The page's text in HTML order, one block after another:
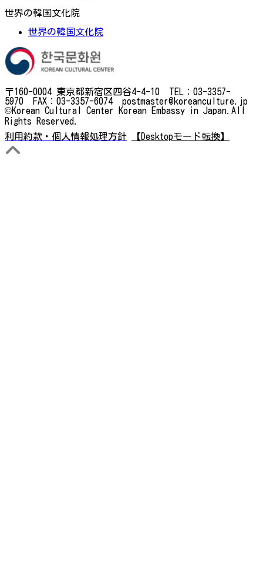
世界の韓国文化院
世界の韓国文化院
〒160-0004 東京都新宿区四谷4-4-10 TEL：03-3357-
5970 FAX：03-3357-6074 postmaster@koreanculture.jp
©Korean Cultural Center Korean Embassy in Japan.All
Rights Reserved.
利用約款・個人情報処理方針
【Desktopモード転換】